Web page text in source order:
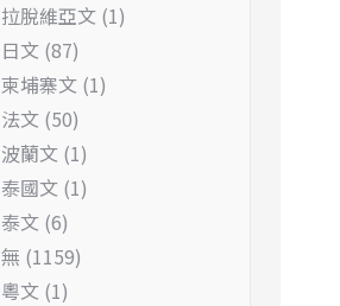
拉脫維亞文 (1)
日文 (87)
柬埔寨文 (1)
法文 (50)
波蘭文 (1)
泰國文 (1)
泰文 (6)
無 (1159)
粵文 (1)